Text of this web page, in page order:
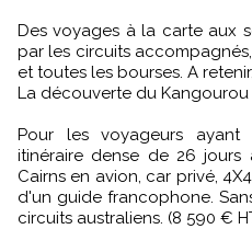
Des voyages à la carte aux
par les circuits
et toutes les bourses. A
La découverte du Kangourou
Pour les voyageurs
itinéraire dense de 26
Cairns en avion, car privé,
d'un guide francophone.
circuits australiens. (8 590 €